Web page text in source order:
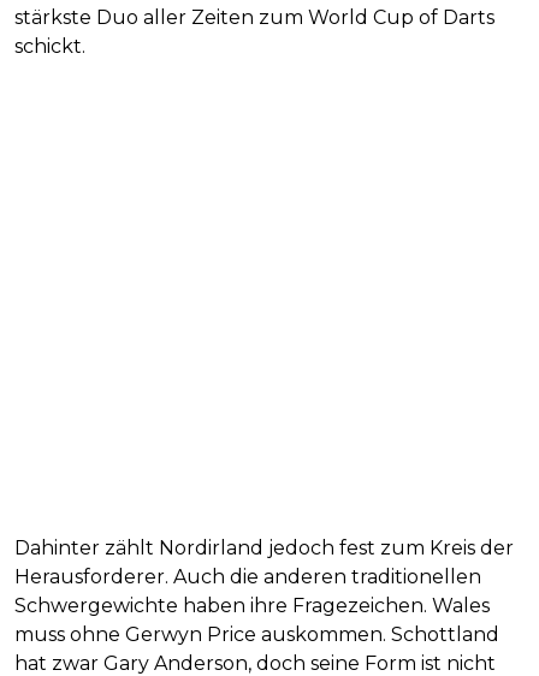
stärkste Duo aller Zeiten zum World Cup of Darts
schickt.
Dahinter zählt Nordirland jedoch fest zum Kreis der
Herausforderer. Auch die anderen traditionellen
Schwergewichte haben ihre Fragezeichen. Wales
muss ohne Gerwyn Price auskommen. Schottland
hat zwar Gary Anderson, doch seine Form ist nicht